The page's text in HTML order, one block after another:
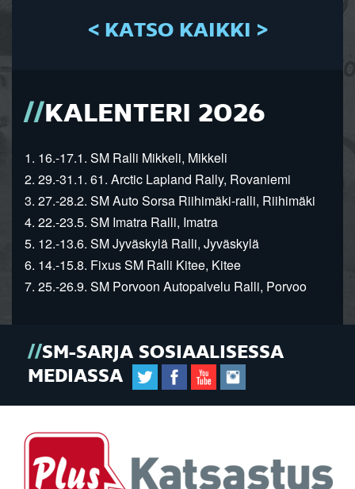
< KATSO KAIKKI >
KALENTERI 2026
1. 16.-17.1. SM Ralli Mikkeli, Mikkeli
2. 29.-31.1. 61. Arctic Lapland Rally, Rovaniemi
3. 27.-28.2. SM Auto Sorsa Riihimäki-ralli, Riihimäki
4. 22.-23.5. SM Imatra Ralli, Imatra
5. 12.-13.6. SM Jyväskylä Ralli, Jyväskylä
6. 14.-15.8. Fixus SM Ralli Kitee, Kitee
7. 25.-26.9. SM Porvoon Autopalvelu Ralli, Porvoo
SM-SARJA SOSIAALISESSA
MEDIASSA